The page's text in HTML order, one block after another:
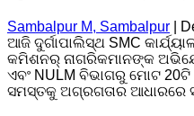
Sambalpur M, Sambalpur
ଆଜି ଦୁର୍ଗାପାଲିସ୍ଥ SMC
କମିଶନର୍ ନାଗରିକମାନଙ୍କ
ଏବଂ NULM ବିଭାଗରୁ ମୋଟ
ସମସ୍ତକୁ ଅଗ୍ରଗତାର ଆଧାରରେ